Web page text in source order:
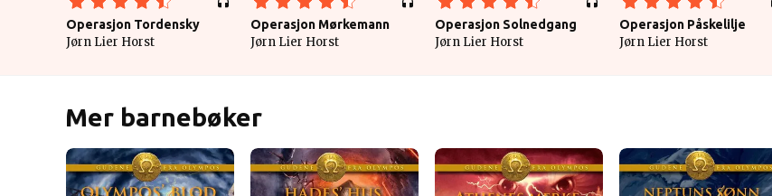
Operasjon Tordensky
Jørn Lier Horst
Operasjon Mørkemann
Jørn Lier Horst
Operasjon Solnedgang
Jørn Lier Horst
Operasjon Påskelilje
Jørn Lier Horst
Mer barnebøker